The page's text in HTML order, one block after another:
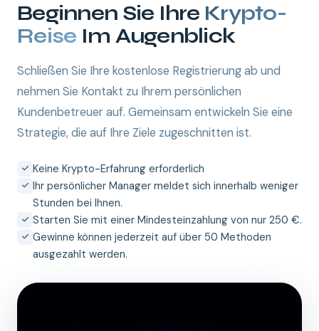
Beginnen Sie Ihre Krypto-
Reise Im Augenblick
Schließen Sie Ihre kostenlose Registrierung ab und
nehmen Sie Kontakt zu Ihrem persönlichen
Kundenbetreuer auf. Gemeinsam entwickeln Sie eine
Strategie, die auf Ihre Ziele zugeschnitten ist.
Keine Krypto-Erfahrung erforderlich
Ihr persönlicher Manager meldet sich innerhalb weniger
Stunden bei Ihnen.
Starten Sie mit einer Mindesteinzahlung von nur 250 €.
Gewinne können jederzeit auf über 50 Methoden
ausgezahlt werden.